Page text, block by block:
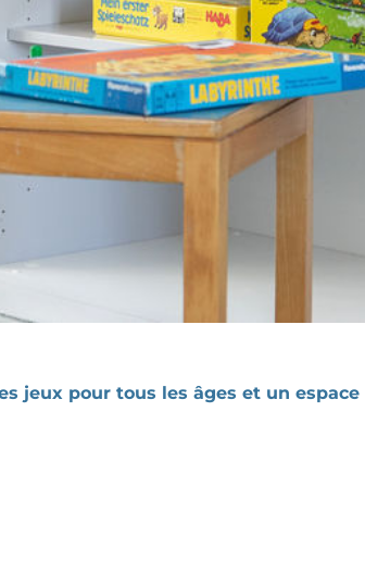
jeux pour tous les âges et un